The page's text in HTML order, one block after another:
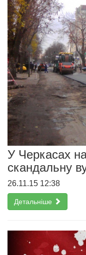
У Черкасах
скандальну
26.11.15 12:38
Детальніше